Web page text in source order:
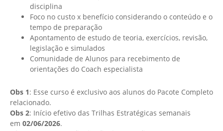
disciplina
Foco no custo x benefício considerando o conteúdo e o
tempo de preparação
Apontamento de estudo de teoria, exercícios, revisão,
legislação e simulados
Comunidade de Alunos para recebimento de
orientações do Coach especialista
Obs 1: Esse curso é exclusivo aos alunos do Pacote Completo
relacionado.
Obs 2: Início efetivo das Trilhas Estratégicas semanais
em 02/06/2026.